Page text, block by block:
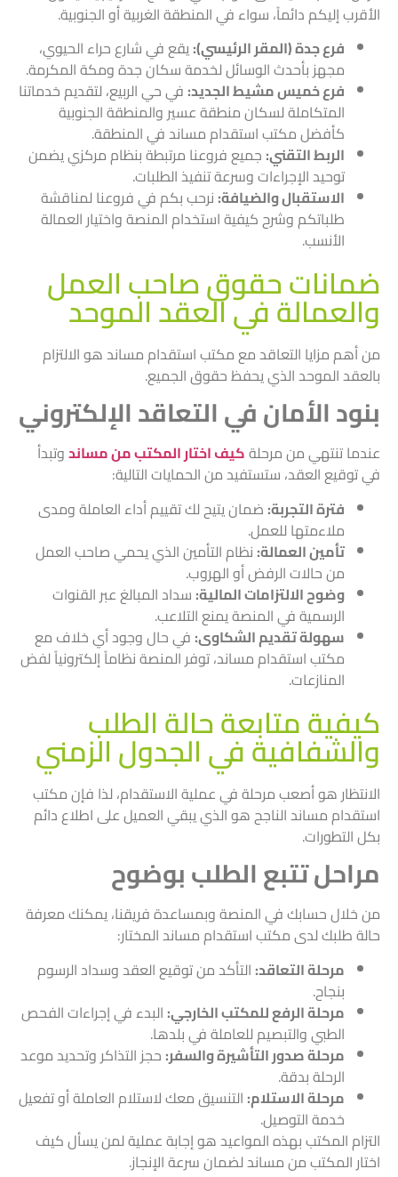
الأقرب إليكم دائماً، سواء في المنطقة الغربية أو الجنوبية.
فرع جدة (المقر الرئيسي):يقع في شارع حراء الحيوي،
مجهز بأحدث الوسائل لخدمة سكان جدة ومكة المكرمة.
فرع خميس مشيط الجديد:في حي الربيع، لتقديم خدماتنا
المتكاملة لسكان منطقة عسير والمنطقة الجنوبية
كأفضل مكتب استقدام مساند في المنطقة.
الربط التقني:جميع فروعنا مرتبطة بنظام مركزي يضمن
توحيد الإجراءات وسرعة تنفيذ الطلبات.
الاستقبال والضيافة:نرحب بكم في فروعنا لمناقشة
طلباتكم وشرح كيفية استخدام المنصة واختيار العمالة
الأنسب.
ضمانات حقوق صاحب العمل
والعمالة في العقد الموحد
من أهم مزايا التعاقد مع مكتب استقدام مساند هو الالتزام
بالعقد الموحد الذي يحفظ حقوق الجميع.
بنود الأمان في التعاقد الإلكتروني
عندما تنتهي من مرحلةكيف اختار المكتب من مساندوتبدأ
في توقيع العقد، ستستفيد من الحمايات التالية:
فترة التجربة:ضمان يتيح لك تقييم أداء العاملة ومدى
ملاءمتها للعمل.
تأمين العمالة:نظام التأمين الذي يحمي صاحب العمل
من حالات الرفض أو الهروب.
وضوح الالتزامات المالية:سداد المبالغ عبر القنوات
الرسمية في المنصة يمنع التلاعب.
سهولة تقديم الشكاوى:في حال وجود أي خلاف مع
مكتب استقدام مساند، توفر المنصة نظاماً إلكترونياً لفض
المنازعات.
كيفية متابعة حالة الطلب
والشفافية في الجدول الزمني
الانتظار هو أصعب مرحلة في عملية الاستقدام، لذا فإن مكتب
استقدام مساند الناجح هو الذي يبقي العميل على اطلاع دائم
بكل التطورات.
مراحل تتبع الطلب بوضوح
من خلال حسابك في المنصة وبمساعدة فريقنا، يمكنك معرفة
حالة طلبك لدى مكتب استقدام مساند المختار:
مرحلة التعاقد:التأكد من توقيع العقد وسداد الرسوم
بنجاح.
مرحلة الرفع للمكتب الخارجي:البدء في إجراءات الفحص
الطبي والتبصيم للعاملة في بلدها.
مرحلة صدور التأشيرة والسفر:حجز التذاكر وتحديد موعد
الرحلة بدقة.
مرحلة الاستلام:التنسيق معك لاستلام العاملة أو تفعيل
خدمة التوصيل.
التزام المكتب بهذه المواعيد هو إجابة عملية لمن يسأل كيف
اختار المكتب من مساند لضمان سرعة الإنجاز.